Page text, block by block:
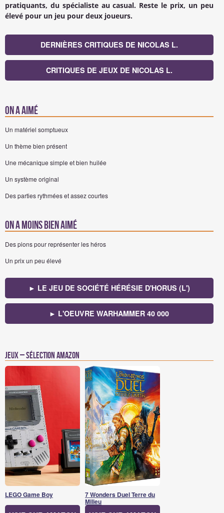
pratiquants, du spécialiste au casual. Reste le prix, un peu
élevé pour un jeu pour deux joueurs.
DERNIÈRES CRITIQUES DE NICOLAS L.
CRITIQUES DE JEUX DE NICOLAS L.
On a aimé
Un matériel somptueux
Un thème bien présent
Une mécanique simple et bien huilée
Un système original
Des parties rythmées et assez courtes
On a moins bien aimé
Des pions pour représenter les héros
Un prix un peu élevé
► LE JEU DE SOCIÉTÉ HÉRÉSIE D'HORUS (L')
► L'OEUVRE WARHAMMER 40 000
Jeux – Sélection Amazon
LEGO Game Boy 7 Wonders Duel Terre du
Milieu